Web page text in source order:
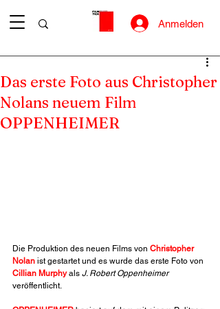
Anmelden
Das erste Foto aus Christopher
Nolans neuem Film
OPPENHEIMER
Die Produktion des neuen Films von Christopher
Nolan ist gestartet und es wurde das erste Foto von
Cillian Murphy als J. Robert Oppenheimer
veröffentlicht.